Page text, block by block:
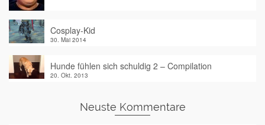
Cosplay-Kid
30. Mai 2014
Hunde fühlen sich schuldig 2 – Compilation
20. Okt. 2013
Neuste Kommentare